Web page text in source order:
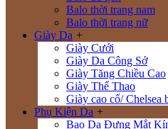
Balo thời trang nam
Balo thời trang nữ
Giày Da +
Giày Cưới
Giày Da Công Sở
Giày Tăng Chiều Cao
Giày Thể Thao
Giày cao cổ/ Chelsea
Phụ Kiện Da +
Bao Da Đựng Mắt